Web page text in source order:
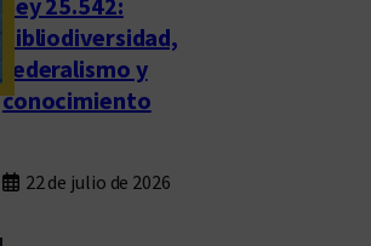
bibliodiversidad,
federalismo y
conocimiento
22 de julio de 2026